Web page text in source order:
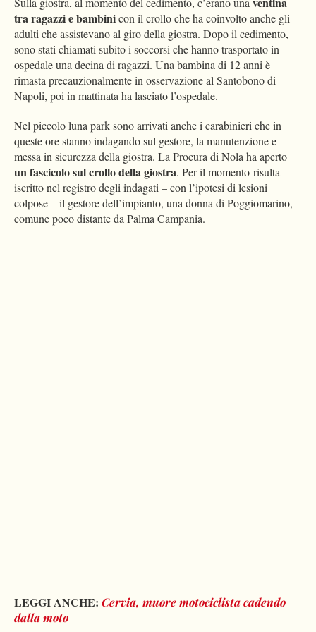
tra ragazzi e bambinicon il crollo che ha coinvolto anche gli
adulti che assistevano al giro della giostra. Dopo il cedimento,
sono stati chiamati subito i soccorsi che hanno trasportato in
ospedale una decina di ragazzi. Una bambina di 12 anni è
rimasta precauzionalmente in osservazione al Santobono di
Napoli, poi in mattinata ha lasciato l’ospedale.
Nel piccolo luna park sono arrivati anche i carabinieri che in
queste ore stanno indagando sul gestore, la manutenzione e
messa in sicurezza della giostra. La Procura di Nola ha aperto
un fascicolo sul crollo della giostra. Per il momento risulta
iscritto nel registro degli indagati – con l’ipotesi di lesioni
colpose – il gestore dell’impianto, una donna di Poggiomarino,
comune poco distante da Palma Campania.
LEGGI ANCHE: Cervia, muore motociclista cadendo
dalla moto